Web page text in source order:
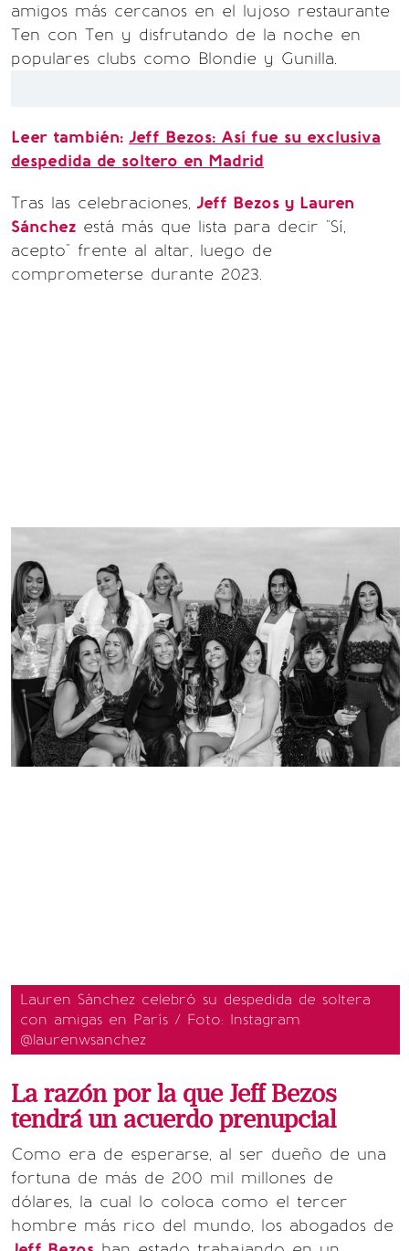
amigos más cercanos en el lujoso restaurante
Ten con Ten y disfrutando de la noche en
populares clubs como Blondie y Gunilla.
Leer también: Jeff Bezos: Así fue su exclusiva
despedida de soltero en Madrid
Tras las celebraciones, Jeff Bezos y Lauren
Sánchez está más que lista para decir "Sí,
acepto" frente al altar, luego de
comprometerse durante 2023.
Lauren Sánchez celebró su despedida de soltera
con amigas en París / Foto: Instagram
@laurenwsanchez
La razón por la que Jeff Bezos
tendrá un acuerdo prenupcial
Como era de esperarse, al ser dueño de una
fortuna de más de 200 mil millones de
dólares, la cual lo coloca como el tercer
hombre más rico del mundo, los abogados de